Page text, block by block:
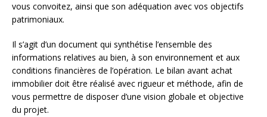
vous convoitez, ainsi que son adéquation avec vos objectifs
patrimoniaux.
Il s’agit d’un document qui synthétise l’ensemble des
informations relatives au bien, à son environnement et aux
conditions financières de l’opération. Le bilan avant achat
immobilier doit être réalisé avec rigueur et méthode, afin de
vous permettre de disposer d’une vision globale et objective
du projet.